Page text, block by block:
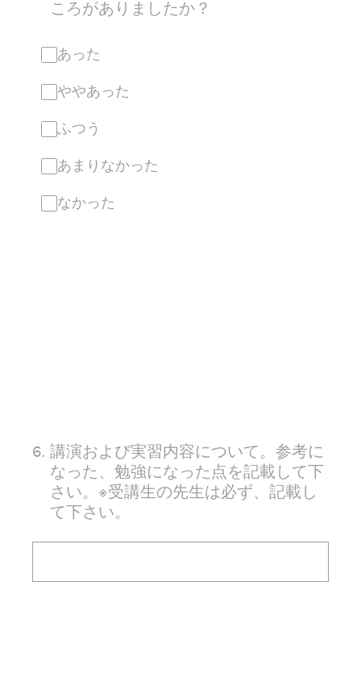
ころがありましたか？
あった
ややあった
ふつう
あまりなかった
なかった
6. 講演および実習内容について。参考に
なった、勉強になった点を記載して下
さい。※受講生の先生は必ず、記載し
て下さい。